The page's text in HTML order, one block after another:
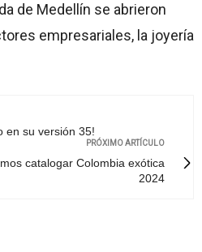
de Medellín se abrieron
empresariales, la joyería
en su versión 35!
PRÓXIMO ARTÍCULO
catalogar Colombia exótica
2024